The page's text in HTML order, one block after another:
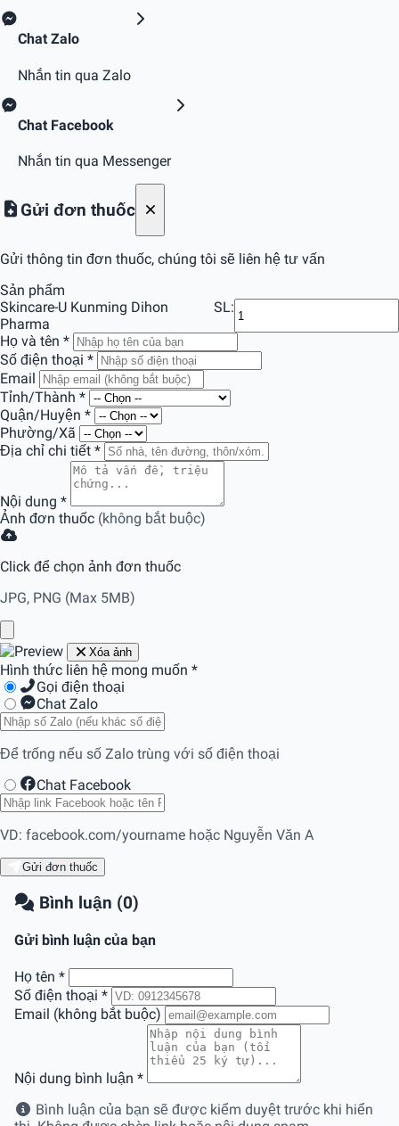
Chat Zalo
Nhắn tin qua Zalo
Chat Facebook
Nhắn tin qua Messenger
Gửi đơn thuốc
Gửi thông tin đơn thuốc, chúng tôi sẽ liên hệ tư vấn
Sản phẩm
Skincare-U Kunming Dihon
Pharma
SL:
Họ và tên *
Số điện thoại *
Email
Tỉnh/Thành *
Quận/Huyện *
Phường/Xã
Địa chỉ chi tiết *
Nội dung *
Ảnh đơn thuốc (không bắt buộc)
Click để chọn ảnh đơn thuốc
JPG, PNG (Max 5MB)
Xóa ảnh
Hình thức liên hệ mong muốn *
Gọi điện thoại
Chat Zalo
Để trống nếu số Zalo trùng với số điện thoại
Chat Facebook
VD: facebook.com/yourname hoặc Nguyễn Văn A
Gửi đơn thuốc
Bình luận (0)
Gửi bình luận của bạn
Họ tên *
Số điện thoại *
Email (không bắt buộc)
Nội dung bình luận *
Bình luận của bạn sẽ được kiểm duyệt trước khi hiển